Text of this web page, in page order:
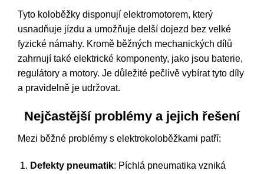
Tyto koloběžky disponují elektromotorem, který
usnadňuje jízdu a umožňuje delší dojezd bez velké
fyzické námahy. Kromě běžných mechanických dílů
zahrnují také elektrické komponenty, jako jsou baterie,
regulátory a motory. Je důležité pečlivě vybírat tyto díly
a pravidelně je udržovat.
Nejčastější problémy a jejich řešení
Mezi běžné problémy s elektrokoloběžkami patří:
Defekty pneumatik: Píchlá pneumatika vzniká